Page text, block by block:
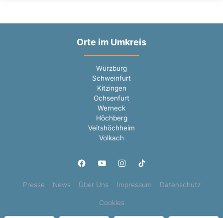
Orte im Umkreis
Würzburg
Schweinfurt
Kitzingen
Ochsenfurt
Werneck
Höchberg
Veitshöchheim
Volkach
Presse News Über Uns Impressum Datenschutz
Cookies